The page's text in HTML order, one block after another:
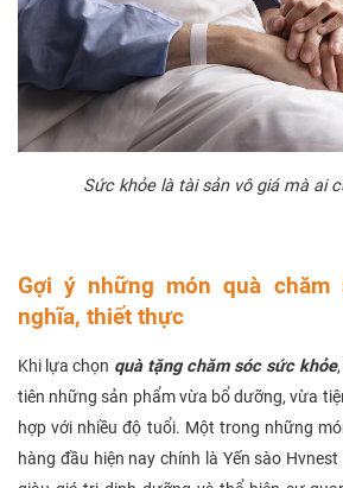
Sức khỏe là tài sản vô giá mà ai
Gợi ý những món quà
nghĩa, thiết thực
Khi lựa chọn quà tặng chăm sóc sức khỏe
tiên những sản phẩm vừa bổ dưỡng, vừa
hợp với nhiều độ tuổi. Một trong những
hàng đầu hiện nay chính là Yến sào